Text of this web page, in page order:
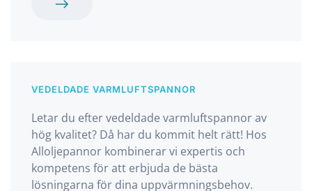
VEDELDADE VARMLUFTSPANNOR
Letar du efter vedeldade varmluftspannor av
hög kvalitet? Då har du kommit helt rätt! Hos
Alloljepannor kombinerar vi expertis och
kompetens för att erbjuda de bästa
lösningarna för dina uppvärmningsbehov.